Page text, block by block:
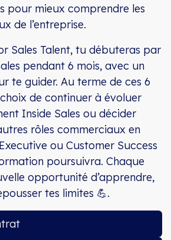
pour mieux comprendre les
de l’entreprise.
Sales Talent, tu débuteras par
pendant 6 mois, avec un
te guider. Au terme de ces 6
de continuer à évoluer
Inside Sales ou décider
rôles commerciaux en
ou Customer Success
poursuivra. Chaque
opportunité d’apprendre,
tes limites 💪.